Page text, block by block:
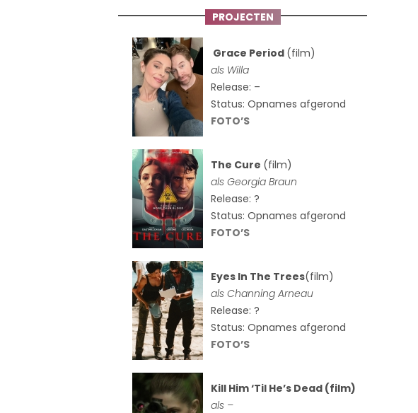
PROJECTEN
Grace Period (film)
als Willa
Release: –
Status: Opnames afgerond
FOTO’S
The Cure (film)
alsGeorgia Braun
Release: ?
Status: Opnames afgerond
FOTO’S
Eyes In The Trees(film)
als Channing Arneau
Release: ?
Status: Opnames afgerond
FOTO’S
Kill Him ‘Til He’s Dead (film)
als –